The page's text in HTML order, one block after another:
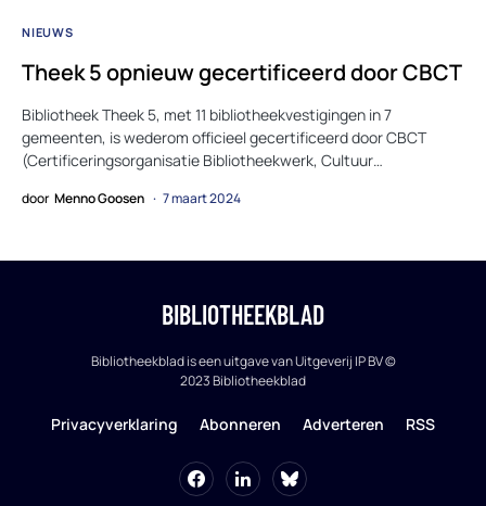
NIEUWS
Theek 5 opnieuw gecertificeerd door CBCT
Bibliotheek Theek 5, met 11 bibliotheekvestigingen in 7
gemeenten, is wederom officieel gecertificeerd door CBCT
(Certificeringsorganisatie Bibliotheekwerk, Cultuur…
door Menno Goosen 7 maart 2024
BIBLIOTHEEKBLAD
Bibliotheekblad is een uitgave van Uitgeverij IP BV ©
2023 Bibliotheekblad
Privacyverklaring Abonneren Adverteren RSS